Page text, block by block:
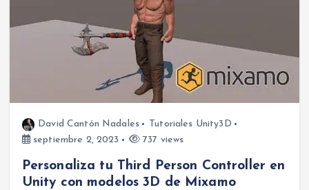
David Cantón Nadales
Tutoriales Unity3D
septiembre 2, 2023
737 views
Personaliza tu Third Person Controller en
Unity con modelos 3D de Mixamo